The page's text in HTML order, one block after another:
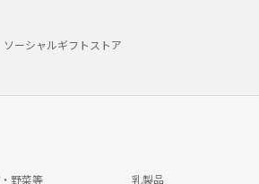
ソーシャルギフトストア
野菜等 乳製品